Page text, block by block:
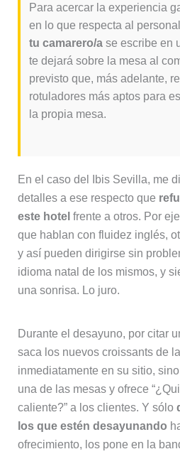
Para acercar la experiencia
en lo que respecta al
tu camarero/ase escribe en
te dejará sobre la mesa al
previsto que, más adelante,
rotuladores más aptos para
la propia mesa.
En el caso del Ibis Sevilla, me
detalles a ese respecto que
este hotel frente a otros. Por
que hablan con fluidez inglés,
y así pueden dirigirse sin
idioma natal de los mismos, y
una sonrisa. Lo juro.
Durante el desayuno, por citar
saca los nuevos croissants de
inmediatamente en su sitio,
una de las mesas y ofrece
caliente?” a los clientes. Y sólo
los que estén desayunando
ofrecimiento, los pone en la